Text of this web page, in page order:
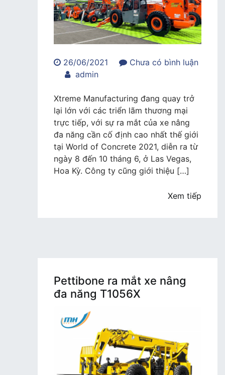
26/06/2021
Chưa có bình luận
trong
ra
xe
nâng
đa
năng
cao
nhất
admin
Xtreme Manufacturing đang quay trở
lại lớn với các triển lãm thương mại
trực tiếp, với sự ra mắt của xe nâng
đa năng cần cố định cao nhất thế giới
tại World of Concrete 2021, diễn ra từ
ngày 8 đến 10 tháng 6, ở Las Vegas,
Hoa Kỳ. Công ty cũng giới thiệu […]
Xem tiếp
Pettibone ra mắt xe nâng
đa năng T1056X